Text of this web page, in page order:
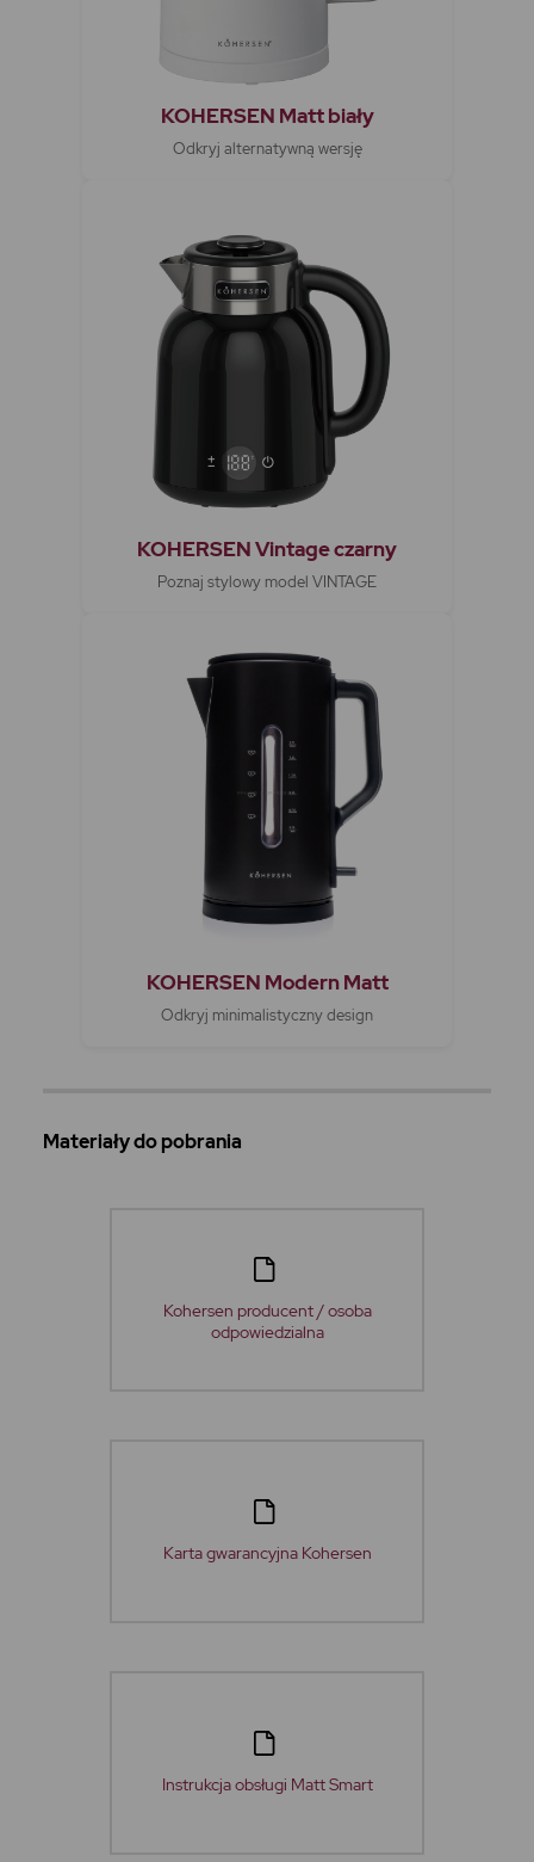
KOHERSEN Matt biały
Odkryj alternatywną wersję
KOHERSEN Vintage czarny
Poznaj stylowy model VINTAGE
KOHERSEN Modern Matt
Odkryj minimalistyczny design
Materiały do pobrania
Kohersen producent / osoba
odpowiedzialna
Karta gwarancyjna Kohersen
Instrukcja obsługi Matt Smart